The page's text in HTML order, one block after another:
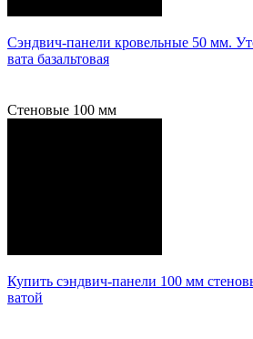
Сэндвич-панели кровельные 50 мм.
вата базальтовая
Стеновые 100 мм
Купить сэндвич-панели 100 мм
ватой